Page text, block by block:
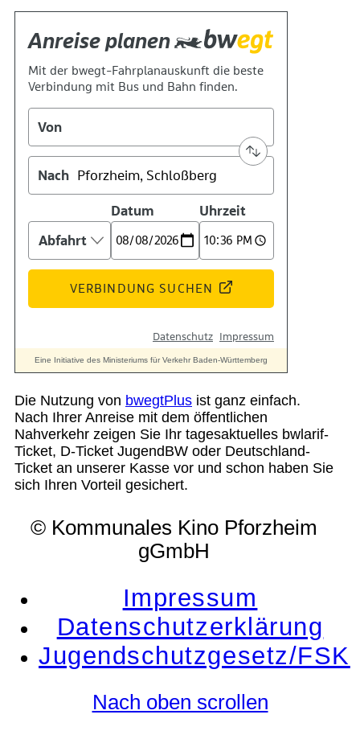
Die Nutzung von bwegtPlus ist ganz einfach.
Nach Ihrer Anreise mit dem öffentlichen
Nahverkehr zeigen Sie Ihr tagesaktuelles bwlarif-
Ticket, D-Ticket JugendBW oder Deutschland-
Ticket an unserer Kasse vor und schon haben Sie
sich Ihren Vorteil gesichert.
© Kommunales Kino Pforzheim
gGmbH
Impressum
Datenschutzerklärung
Jugendschutzgesetz/FSK
Nach oben scrollen